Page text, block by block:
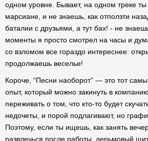
одном уровне. Бывает, на одном треке ты
марсиане, и не знаешь, как отползти
баталии с друзьями, а тут бах! - не
моменты я просто смотрел на часы и
со взломом все гораздо интереснее:
продолжаешь веселье!
Короче, “Песни наоборот” — это тот
опыт, который можно закинуть в
переживать о том, что кто-то будет
недочеты, и порой подлагивают, но
Поэтому, если ты ищешь, как занять
развлечься после работы, дерьмовый